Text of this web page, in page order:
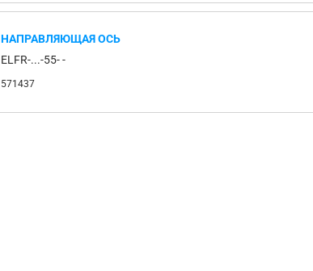
НАПРАВЛЯЮЩАЯ ОСЬ
ELFR-...-55- -
571437